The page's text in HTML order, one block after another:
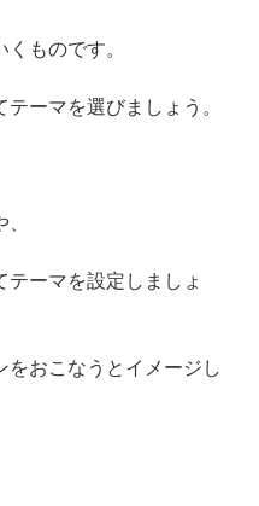
ものです。
ーマを選びましょう。
ーマを設定しましょ
をおこなうとイメージし